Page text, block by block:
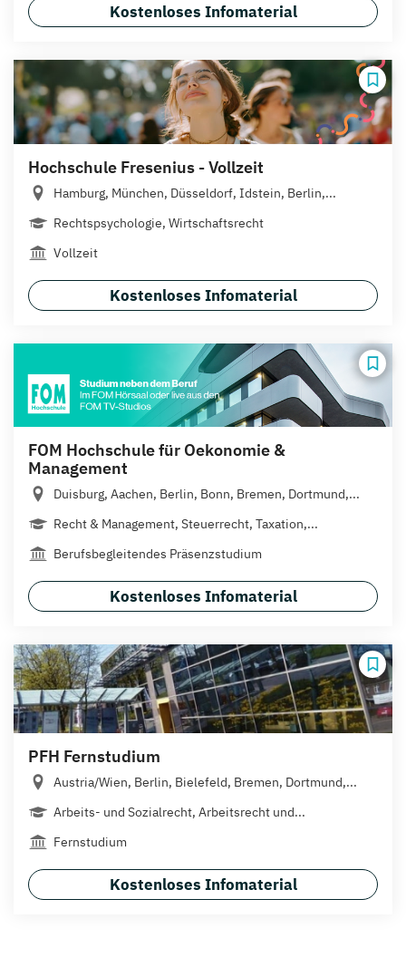
Kostenloses Infomaterial
Hochschule Fresenius - Vollzeit
Hamburg, München, Düsseldorf, Idstein, Berlin,...
Rechtspsychologie, Wirtschaftsrecht
Vollzeit
Kostenloses Infomaterial
FOM Hochschule für Oekonomie &
Management
Duisburg, Aachen, Berlin, Bonn, Bremen, Dortmund,...
Recht & Management, Steuerrecht, Taxation,...
Berufsbegleitendes Präsenzstudium
Kostenloses Infomaterial
PFH Fernstudium
Austria/Wien, Berlin, Bielefeld, Bremen, Dortmund,...
Arbeits- und Sozialrecht, Arbeitsrecht und...
Fernstudium
Kostenloses Infomaterial